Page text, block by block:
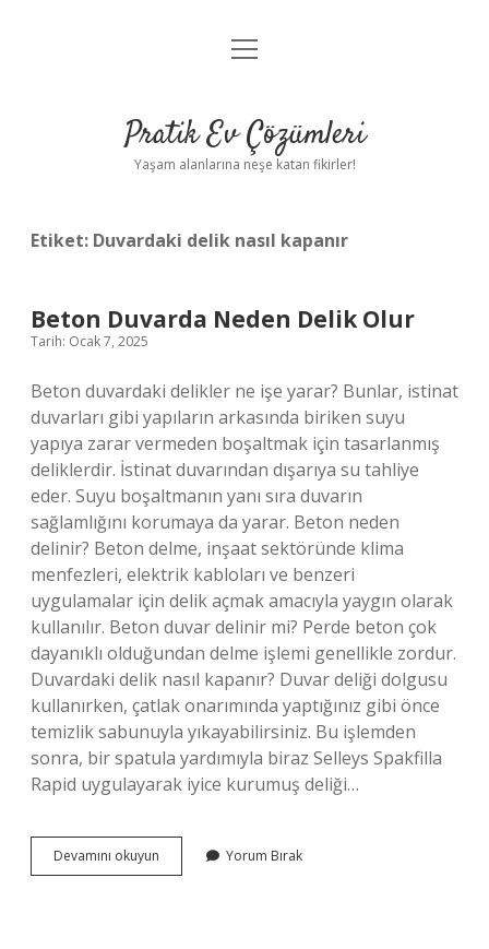
Anasayfa
Yasal Uyarı
menüyü
Pratik Ev Çözümleri
Yaşam alanlarına neşe katan fikirler!
Etiket: Duvardaki delik nasıl kapanır
Beton Duvarda Neden Delik Olur
Tarih: Ocak 7, 2025
Beton duvardaki delikler ne işe yarar? Bunlar, istinat
duvarları gibi yapıların arkasında biriken suyu
yapıya zarar vermeden boşaltmak için tasarlanmış
deliklerdir. İstinat duvarından dışarıya su tahliye
eder. Suyu boşaltmanın yanı sıra duvarın
sağlamlığını korumaya da yarar. Beton neden
delinir? Beton delme, inşaat sektöründe klima
menfezleri, elektrik kabloları ve benzeri
uygulamalar için delik açmak amacıyla yaygın olarak
kullanılır. Beton duvar delinir mi? Perde beton çok
dayanıklı olduğundan delme işlemi genellikle zordur.
Duvardaki delik nasıl kapanır? Duvar deliği dolgusu
kullanırken, çatlak onarımında yaptığınız gibi önce
temizlik sabunuyla yıkayabilirsiniz. Bu işlemden
sonra, bir spatula yardımıyla biraz Selleys Spakfilla
Rapid uygulayarak iyice kurumuş deliği…
Devamını okuyun
Duvarda
Yorum Bırak